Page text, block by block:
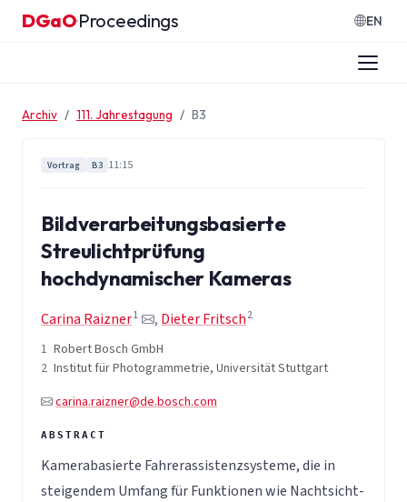
Zum Inhalt springen
DGaO·Proceedings EN
Archiv 111. Jahrestagung B3
Vortrag B3 11:15
Bildverarbeitungsbasierte
Streulichtprüfung
hochdynamischer Kameras
Carina Raizner1 , Dieter Fritsch 2
1 Robert Bosch GmbH
2 Institut für Photogrammetrie, Universität Stuttgart
carina.raizner@de.bosch.com
Kamerabasierte Fahrerassistenzsysteme, die in
steigendem Umfang für Funktionen wie Nachtsicht-